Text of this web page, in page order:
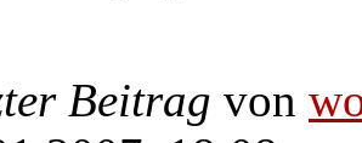
Beitrag von